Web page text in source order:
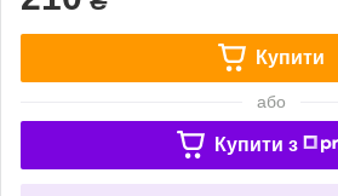
Купити
або
Купити з